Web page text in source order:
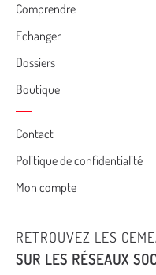
Comprendre
Echanger
Dossiers
Boutique
Cemea
footer
Contact
Politique de confidentialité
Mon compte
RETROUVEZ LES
SUR LES RÉSEAUX